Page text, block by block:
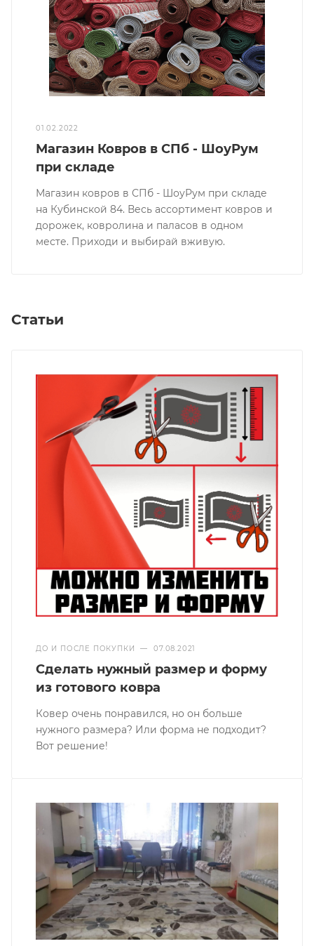
01.02.2022
Магазин Ковров в СПб - ШоуРум
при складе
Магазин ковров в СПб - ШоуРум при складе
на Кубинской 84. Весь ассортимент ковров и
дорожек, ковролина и паласов в одном
месте. Приходи и выбирай вживую.
Статьи
ДО И ПОСЛЕ ПОКУПКИ — 07.08.2021
Сделать нужный размер и форму
из готового ковра
Ковер очень понравился, но он больше
нужного размера? Или форма не подходит?
Вот решение!